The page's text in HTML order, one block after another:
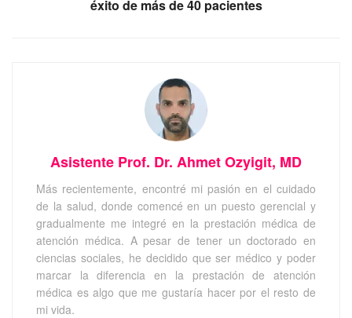
éxito de más de 40 pacientes
Asistente Prof. Dr. Ahmet Ozyigit, MD
Más recientemente, encontré mi pasión en el cuidado
de la salud, donde comencé en un puesto gerencial y
gradualmente me integré en la prestación médica de
atención médica. A pesar de tener un doctorado en
ciencias sociales, he decidido que ser médico y poder
marcar la diferencia en la prestación de atención
médica es algo que me gustaría hacer por el resto de
mi vida.